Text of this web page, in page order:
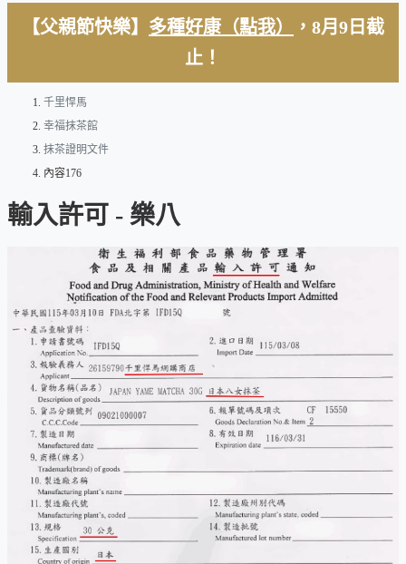
【父親節快樂】 多種好康（點我）
，8月9日截
止！
千里悍馬
幸福抹茶館
抹茶證明文件
內容176
輸入許可 - 樂八